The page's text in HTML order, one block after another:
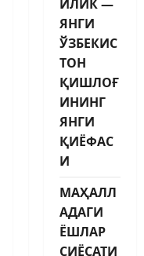
ИЛИК —
ЯНГИ
ЎЗБЕКИС
ТОН
ҚИШЛОҒ
ИНИНГ
ЯНГИ
ҚИЁФАС
И
МАҲАЛЛ
АДАГИ
ЁШЛАР
СИЁСАТИ